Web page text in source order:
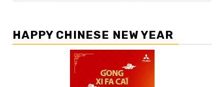
HAPPY CHINESE NEW YEAR